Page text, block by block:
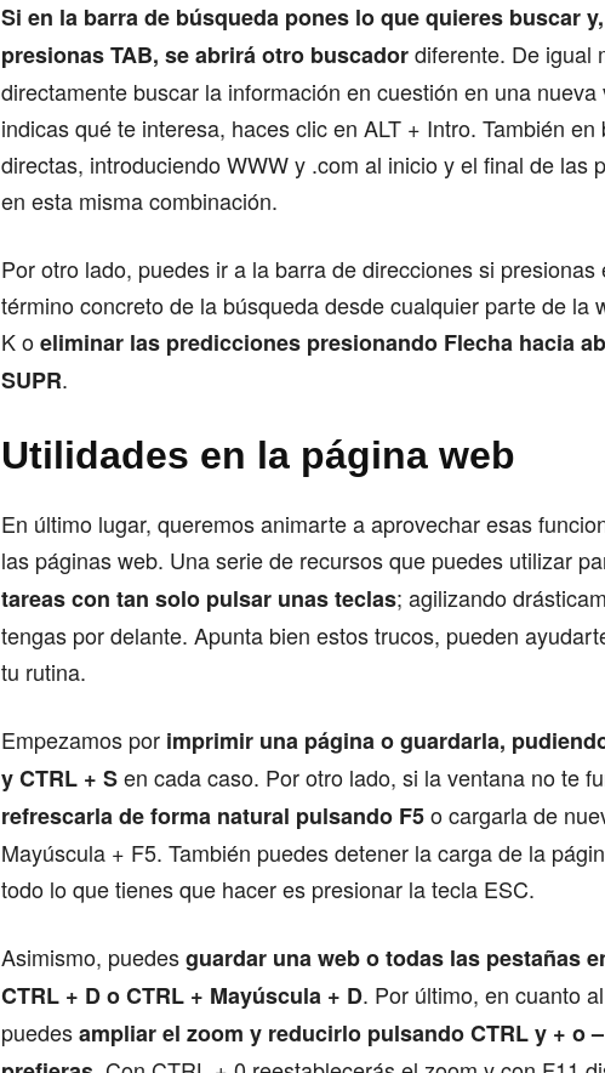
Si en la barra de búsqueda pones lo que quieres buscar
presionas TAB, se abrirá otro buscadordiferente. De igual
directamente buscar la información en cuestión en una
indicas qué te interesa, haces clic en ALT + Intro. También
directas, introduciendo WWW y .com al inicio y el final de las
en esta misma combinación.
Por otro lado, puedes ir a la barra de direcciones si
término concreto de la búsqueda desde cualquier parte de la
K oeliminar las predicciones presionando Flecha hacia
SUPR.
Utilidades en la página web
En último lugar, queremos animarte a aprovechar esas
las páginas web. Una serie de recursos que puedes utilizar
tareas con tan solo pulsar unas teclas; agilizando
tengas por delante. Apunta bien estos trucos, pueden
tu rutina.
Empezamos por imprimir una página o guardarla,
y CTRL + Sen cada caso. Por otro lado, si la ventana no te
refrescarla de forma natural pulsando F5o cargarla de
Mayúscula + F5. También puedes detener la carga de la
todo lo que tienes que hacer es presionar la tecla ESC.
Asimismo, puedesguardar una web o todas las pestañas
CTRL + D o CTRL + Mayúscula + D. Por último, en cuanto
puedesampliar el zoom y reducirlo pulsando CTRL y + o